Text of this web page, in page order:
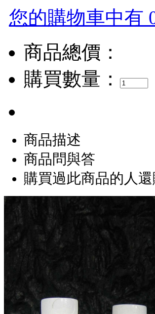
您的購物車中有
商品總價：
購買數量：
商品描述
商品問與答
購買過此商品的人